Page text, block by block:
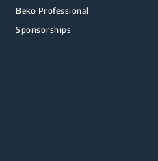
Beko Professional
Sponsorships